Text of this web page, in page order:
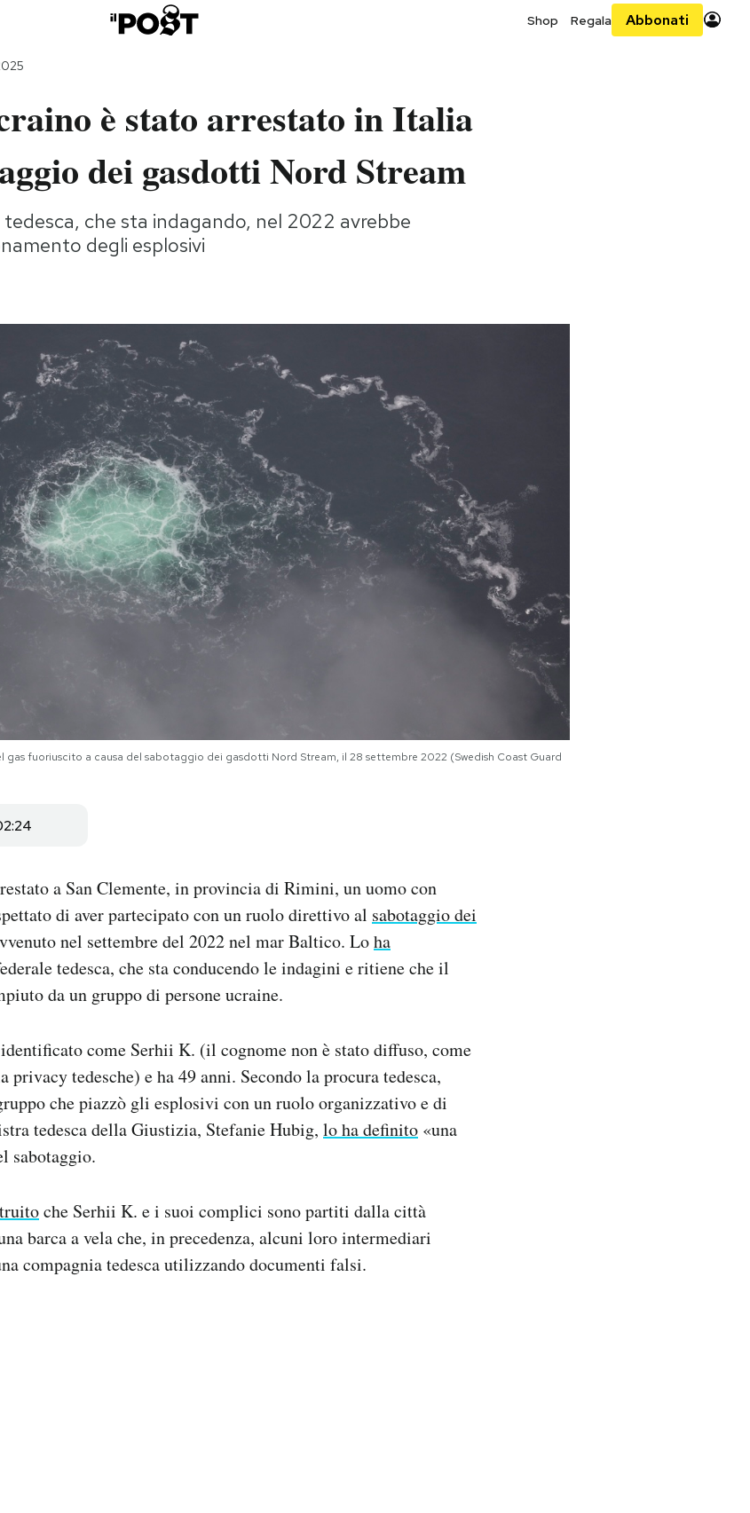
Shop Regala Abbonati
è stato arrestato in Italia
dei gasdotti Nord Stream
che sta indagando, nel 2022 avrebbe
degli esplosivi
fuoriuscito a causa del sabotaggio dei gasdotti Nord Stream, il 28 settembre 2022 (Swedish Coast Guard
a San Clemente, in provincia di Rimini, un uomo con
di aver partecipato con un ruolo direttivo al sabotaggio dei
nel settembre del 2022 nel mar Baltico. Loha
tedesca, che sta conducendo le indagini e ritiene che il
da un gruppo di persone ucraine.
come Serhii K. (il cognome non è stato diffuso, come
privacy tedesche) e ha 49 anni. Secondo la procura tedesca,
che piazzò gli esplosivi con un ruolo organizzativo e di
tedesca della Giustizia, Stefanie Hubig, lo ha definito «una
sabotaggio.
che Serhii K. e i suoi complici sono partiti dalla città
barca a vela che, in precedenza, alcuni loro intermediari
compagnia tedesca utilizzando documenti falsi.